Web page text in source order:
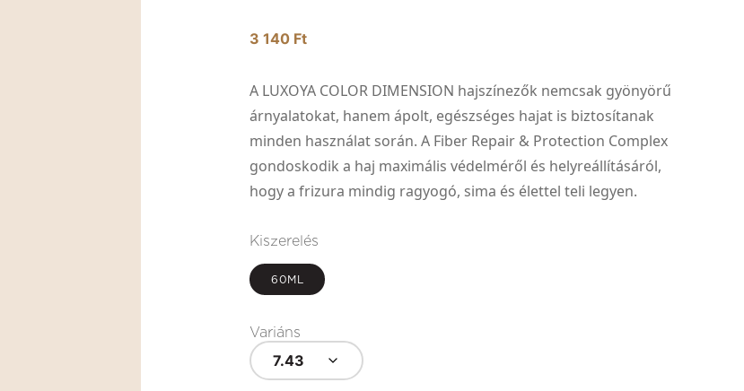
3 140 Ft
A LUXOYA COLOR DIMENSION hajszínezők nemcsak gyönyörű
árnyalatokat, hanem ápolt, egészséges hajat is biztosítanak
minden használat során. A Fiber Repair & Protection Complex
gondoskodik a haj maximális védelméről és helyreállításáról,
hogy a frizura mindig ragyogó, sima és élettel teli legyen.
Kiszerelés
60ML
Variáns
7.43